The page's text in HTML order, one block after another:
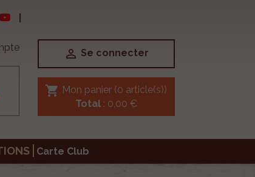
 Se connecter
shopping_cart Mon panier (0 article(s))
Total: 0,00 €
Carte Club